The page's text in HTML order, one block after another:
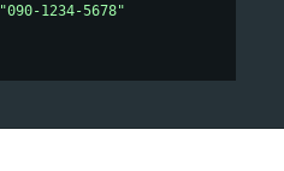
"090-1234-5678"